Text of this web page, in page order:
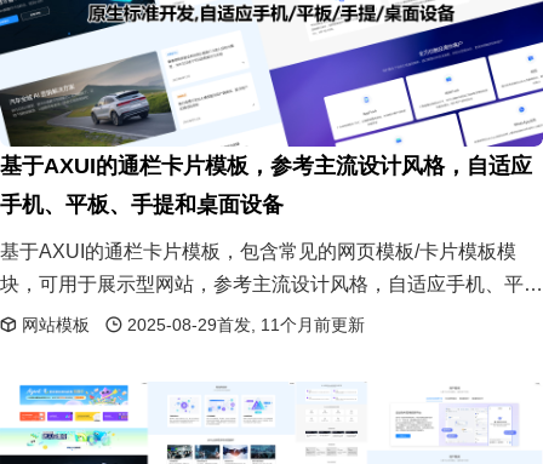
基于AXUI的通栏卡片模板，参考主流设计风格，自适应
手机、平板、手提和桌面设备
基于AXUI的通栏卡片模板，包含常见的网页模板/卡片模板模
块，可用于展示型网站，参考主流设计风格，自适应手机、平
板、手提和桌面设备。代码量极少，所见所得，复制粘贴即可使
网站模板 2025-08-29首发, 11个月前更新